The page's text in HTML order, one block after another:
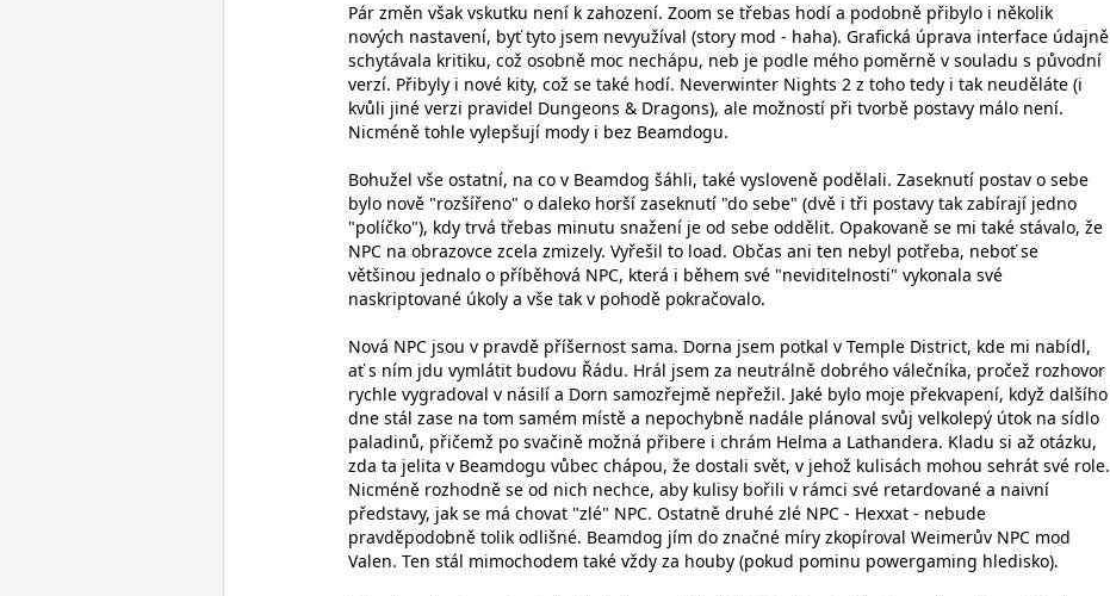
Pár změn však vskutku není k zahození. Zoom se třebas hodí a podobně přibylo i několik
nových nastavení, byť tyto jsem nevyužíval (story mod - haha). Grafická úprava interface údajně
schytávala kritiku, což osobně moc nechápu, neb je podle mého poměrně v souladu s původní
verzí. Přibyly i nové kity, což se také hodí. Neverwinter Nights 2 z toho tedy i tak neuděláte (i
kvůli jiné verzi pravidel Dungeons & Dragons), ale možností při tvorbě postavy málo není.
Nicméně tohle vylepšují mody i bez Beamdogu.
Bohužel vše ostatní, na co v Beamdog šáhli, také vysloveně podělali. Zaseknutí postav o sebe
bylo nově "rozšířeno" o daleko horší zaseknutí "do sebe" (dvě i tři postavy tak zabírají jedno
"políčko"), kdy trvá třebas minutu snažení je od sebe oddělit. Opakovaně se mi také stávalo, že
NPC na obrazovce zcela zmizely. Vyřešil to load. Občas ani ten nebyl potřeba, neboť se
většinou jednalo o příběhová NPC, která i během své "neviditelnosti" vykonala své
naskriptované úkoly a vše tak v pohodě pokračovalo.
Nová NPC jsou v pravdě příšernost sama. Dorna jsem potkal v Temple District, kde mi nabídl,
ať s ním jdu vymlátit budovu Řádu. Hrál jsem za neutrálně dobrého válečníka, pročež rozhovor
rychle vygradoval v násilí a Dorn samozřejmě nepřežil. Jaké bylo moje překvapení, když dalšího
dne stál zase na tom samém místě a nepochybně nadále plánoval svůj velkolepý útok na sídlo
paladinů, přičemž po svačině možná přibere i chrám Helma a Lathandera. Kladu si až otázku,
zda ta jelita v Beamdogu vůbec chápou, že dostali svět, v jehož kulisách mohou sehrát své role.
Nicméně rozhodně se od nich nechce, aby kulisy bořili v rámci své retardované a naivní
představy, jak se má chovat "zlé" NPC. Ostatně druhé zlé NPC - Hexxat - nebude
pravděpodobně tolik odlišné. Beamdog jím do značné míry zkopíroval Weimerův NPC mod
Valen. Ten stál mimochodem také vždy za houby (pokud pominu powergaming hledisko).